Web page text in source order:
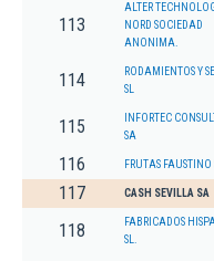
113
ALTER
NORD SOCIEDAD
ANONIMA.
114
RODAMIENTOS Y
SL
115
INFORTEC
SA
116 FRUTAS FAUSTINO
117 CASH SEVILLA SA
118
FABRICADOS
SL.